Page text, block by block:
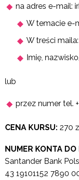
na adres e-mail:
W temacie e-
W treści
Imię,
lub
przez numer tel.
CENA KURSU: 270
NUMER KONTA
Santander Bank
43 19101152 7890